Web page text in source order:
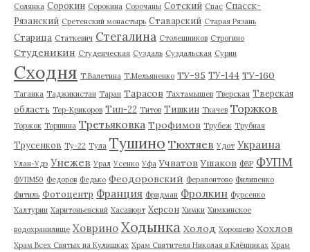
Солянка Сорокин Сорокина Сорочаны Сотский Спас Спасск-
Рязанский Сретенский монастырь Ставарский Старая Рязань
Старица Статкевич Стегалина Столешников Строгино
Студеникин Студенческая Суздаль Суздальская Сурин
Сходня Т.Валетина Т.Мельяненко ТУ-95 ТУ-144 ТУ-160
Таганка Таджикистан Таран Тарасов Тахтамышев Тверская Тверская
область Тер-Крикоров Тип-22 Титов Тишкин Ткачев Торжков
Торжок Торшина Третьяковка Трофимов Трубеж Трубная
Трусенков Ту-22 Тула Тушино Тюхтяев Удот Украина
Улан-Удэ Унежев Урал Усенко Уфа Учватов Ушаков ФВР ФУПМ
ФУПМ50 Федоров Федько Феодоровский Ферапонтово Филипенко
Фитиль Фотоцентр Франция Фридман Фролкин Фурсенко
Халтурин Харитоньевский Хасавюрт Херсон Химки Химкинское
водохранилище Ховрино Ходынка Холод Хорошево Хохлов
Храм Всех Святых на Кулишках Храм Святителя Николая в Клённиках Храм